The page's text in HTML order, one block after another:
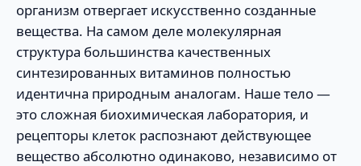
организм отвергает искусственно созданные
вещества. На самом деле молекулярная
структура большинства качественных
синтезированных витаминов полностью
идентична природным аналогам. Наше тело —
это сложная биохимическая лаборатория, и
рецепторы клеток распознают действующее
вещество абсолютно одинаково, независимо от